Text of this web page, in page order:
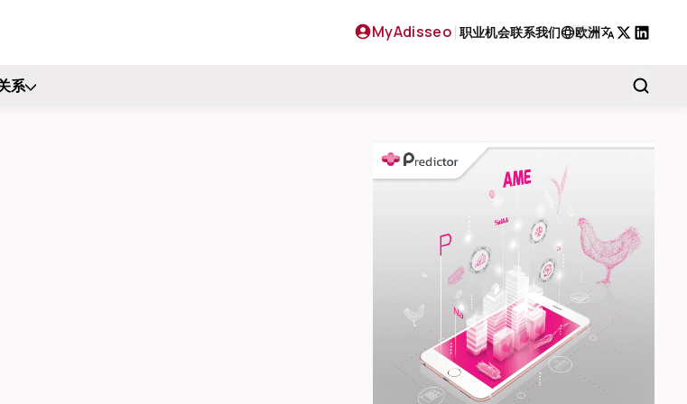
MyAdisseo 职业机会联系我们
欧洲
系